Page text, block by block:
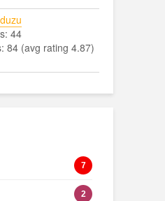
44
84 (avg rating 4.87)
7
2